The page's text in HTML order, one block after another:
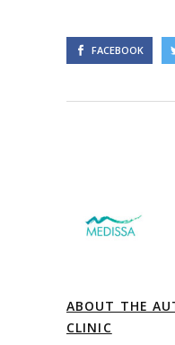
FACEBOOK
ABOUT THE
CLINIC